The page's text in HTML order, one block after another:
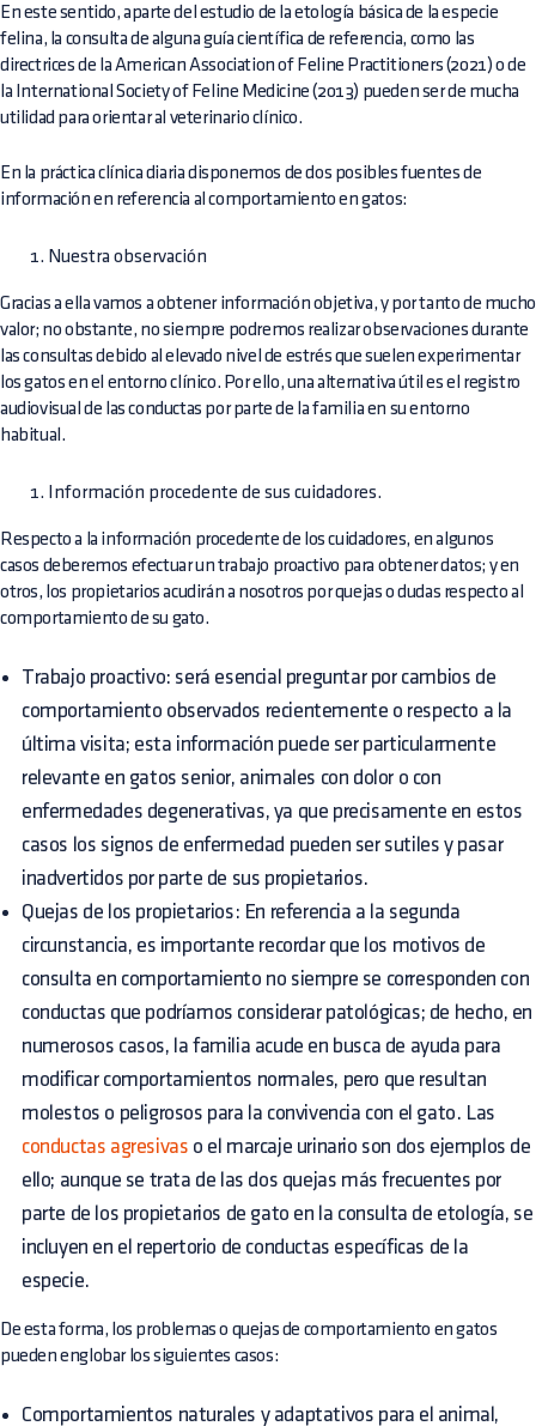
En este sentido, aparte del estudio de la etología básica de la especie
felina, la consulta de alguna guía científica de referencia, como las
directrices de la American Association of Feline Practitioners (2021) o de
la International Society of Feline Medicine (2013) pueden ser de mucha
utilidad para orientar al veterinario clínico.
En la práctica clínica diaria disponemos de dos posibles fuentes de
información en referencia al comportamiento en gatos:
Nuestra observación
Gracias a ella vamos a obtener información objetiva, y por tanto de mucho
valor; no obstante, no siempre podremos realizar observaciones durante
las consultas debido al elevado nivel de estrés que suelen experimentar
los gatos en el entorno clínico. Por ello, una alternativa útil es el registro
audiovisual de las conductas por parte de la familia en su entorno
habitual.
Información procedente de sus cuidadores.
Respecto a la información procedente de los cuidadores, en algunos
casos deberemos efectuar un trabajo proactivo para obtener datos; y en
otros, los propietarios acudirán a nosotros por quejas o dudas respecto al
comportamiento de su gato.
Trabajo proactivo: será esencial preguntar por cambios de
comportamiento observados recientemente o respecto a la
última visita; esta información puede ser particularmente
relevante en gatos senior, animales con dolor o con
enfermedades degenerativas, ya que precisamente en estos
casos los signos de enfermedad pueden ser sutiles y pasar
inadvertidos por parte de sus propietarios.
Quejas de los propietarios: En referencia a la segunda
circunstancia, es importante recordar que los motivos de
consulta en comportamiento no siempre se corresponden con
conductas que podríamos considerar patológicas; de hecho, en
numerosos casos, la familia acude en busca de ayuda para
modificar comportamientos normales, pero que resultan
molestos o peligrosos para la convivencia con el gato. Las
conductas agresivas o el marcaje urinario son dos ejemplos de
ello; aunque se trata de las dos quejas más frecuentes por
parte de los propietarios de gato en la consulta de etología, se
incluyen en el repertorio de conductas específicas de la
especie.
De esta forma, los problemas o quejas de comportamiento en gatos
pueden englobar los siguientes casos:
Comportamientos naturales y adaptativos para el animal,